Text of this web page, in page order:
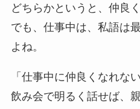
どちらかというと、仲良
でも、仕事中は、私語は
よね。
「仕事中に仲良くなれな
飲み会で明るく話せば、